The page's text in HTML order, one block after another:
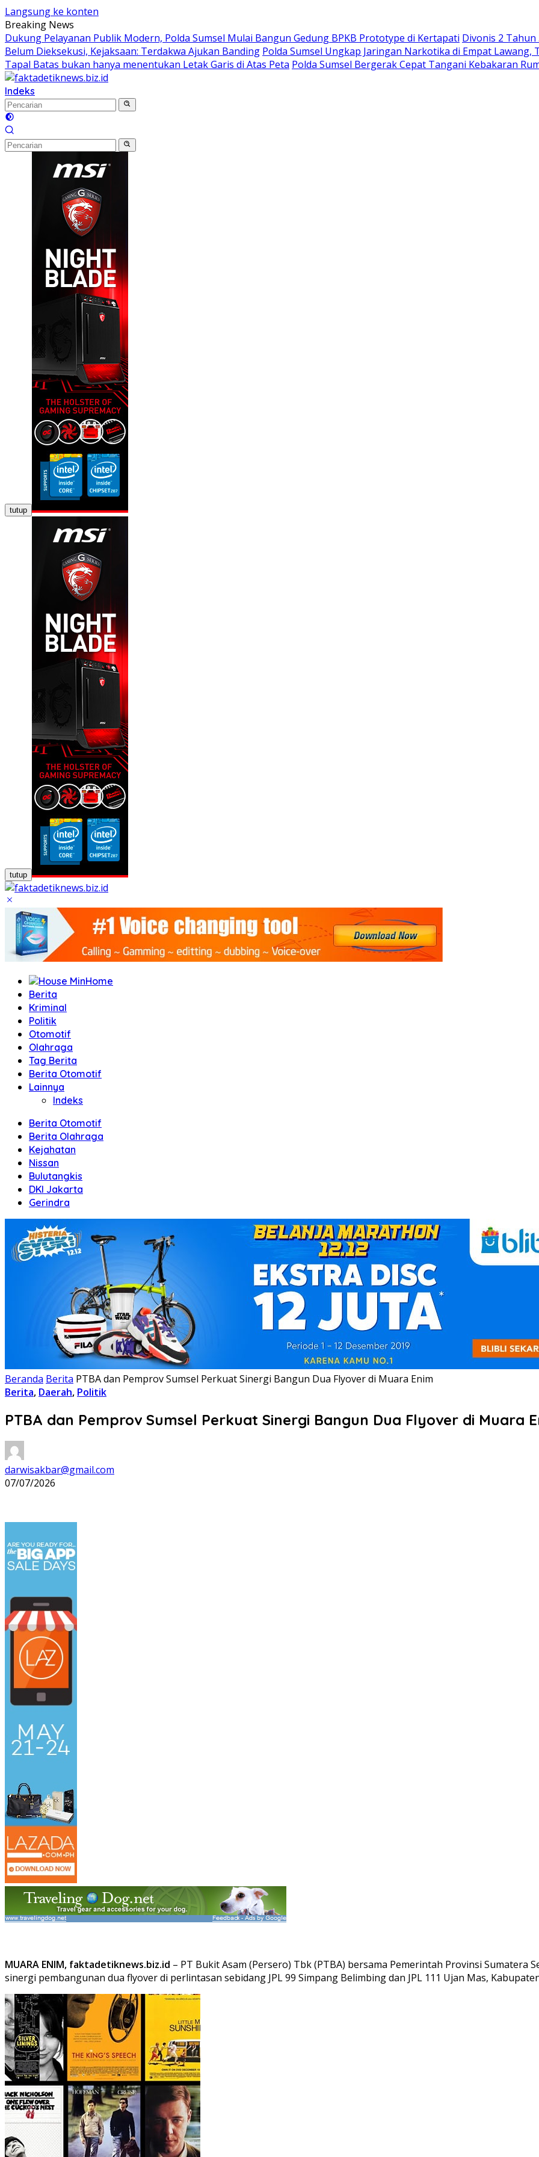
Langsung ke konten
Breaking News
Dukung Pelayanan Publik Modern, Polda Sumsel Mulai Bangun Gedung BPKB Prototype di Kertapati Divonis 2 Tahun
Belum Dieksekusi, Kejaksaan: Terdakwa Ajukan Banding Polda Sumsel Ungkap Jaringan Narkotika di Empat
Tapal Batas bukan hanya menentukan Letak Garis di Atas Peta Polda Sumsel Bergerak Cepat Tangani Kebakaran
Indeks
tutup
tutup
Home
Berita
Kriminal
Politik
Otomotif
Olahraga
Tag Berita
Berita Otomotif
Lainnya
Indeks
Berita Otomotif
Berita Olahraga
Kejahatan
Nissan
Bulutangkis
DKI Jakarta
Gerindra
Beranda Berita PTBA dan Pemprov Sumsel Perkuat Sinergi Bangun Dua Flyover di Muara Enim
Berita, Daerah, Politik
PTBA dan Pemprov Sumsel Perkuat Sinergi Bangun Dua Flyover di Muara
darwisakbar@gmail.com
07/07/2026
MUARA ENIM, faktadetiknews.biz.id – PT Bukit Asam (Persero) Tbk (PTBA) bersama Pemerintah Provinsi
sinergi pembangunan dua flyover di perlintasan sebidang JPL 99 Simpang Belimbing dan JPL 111 Ujan Mas,